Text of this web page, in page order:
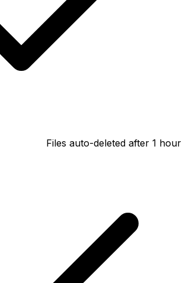
Files auto-deleted after 1 hour